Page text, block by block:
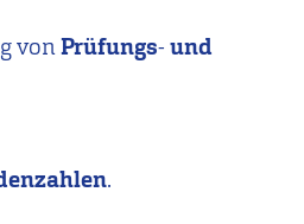
vonPrüfungs-und
.